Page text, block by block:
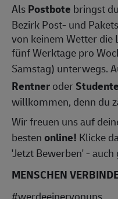
AlsPostbote bringst
Bezirk Post- und
von keinem Wetter die
fünf Werktage pro
Samstag) unterwegs.
Rentneroder
willkommen, denn du
Wir freuen uns auf
bestenonline! Klicke
'Jetzt Bewerben' -
MENSCHEN
#werdeeinervonuns